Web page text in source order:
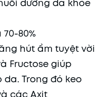
dưỡng da khỏe
80%
hút ẩm tuyệt vời
Fructose giúp
Trong đó keo